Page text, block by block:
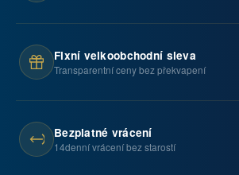
Fixní velkoobchodní sleva
Transparentní ceny bez překvapení
Bezplatné vrácení
14denní vrácení bez starostí